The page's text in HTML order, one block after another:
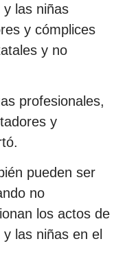
las niñas
y cómplices
y no
profesionales,
y
pueden ser
no
los actos de
las niñas en el